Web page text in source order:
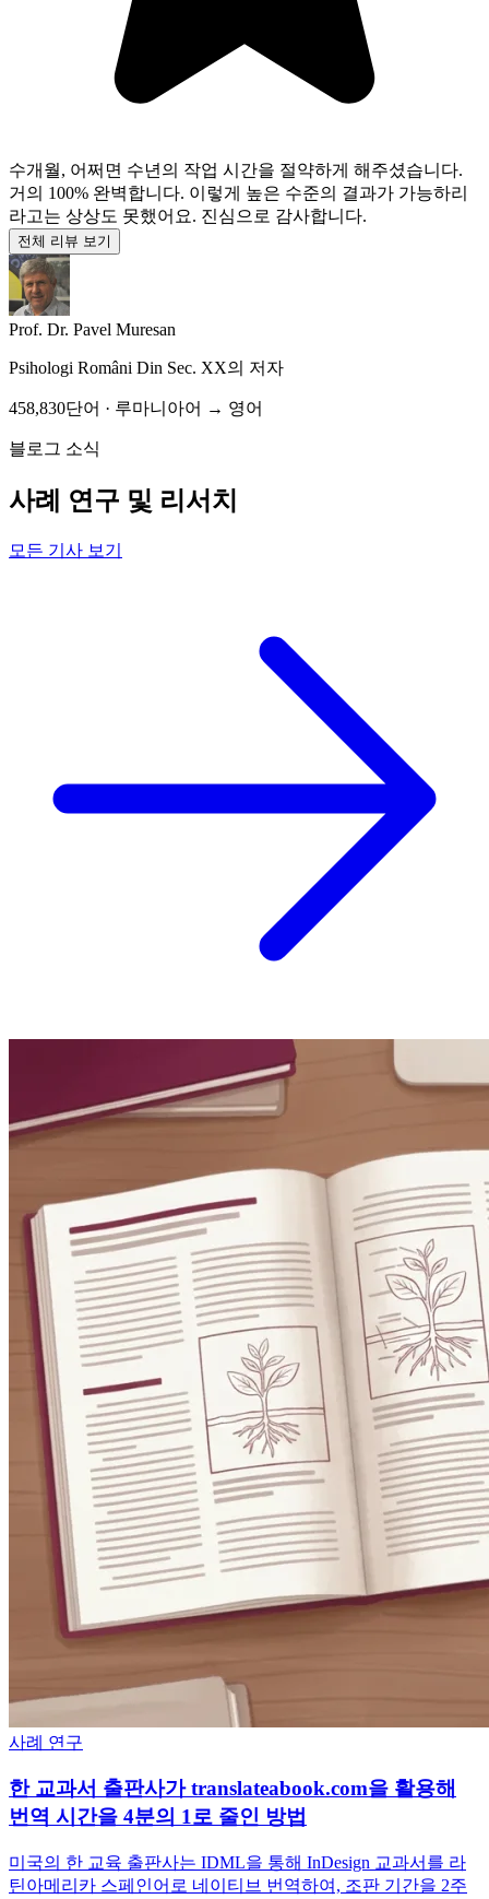
수개월, 어쩌면 수년의 작업 시간을 절약하게 해주셨습니다.
거의 100% 완벽합니다. 이렇게 높은 수준의 결과가 가능하리
라고는 상상도 못했어요. 진심으로 감사합니다.
전체 리뷰 보기
Prof. Dr. Pavel Muresan
Psihologi Români Din Sec. XX의 저자
458,830단어 · 루마니아어 → 영어
블로그 소식
사례 연구 및 리서치
모든 기사 보기
사례 연구
한 교과서 출판사가 translateabook.com을 활용해
번역 시간을 4분의 1로 줄인 방법
미국의 한 교육 출판사는 IDML을 통해 InDesign 교과서를 라
틴아메리카 스페인어로 네이티브 번역하여, 조판 기간을 2주